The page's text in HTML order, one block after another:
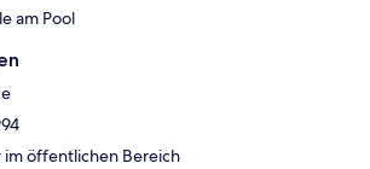
am Pool
im öffentlichen Bereich